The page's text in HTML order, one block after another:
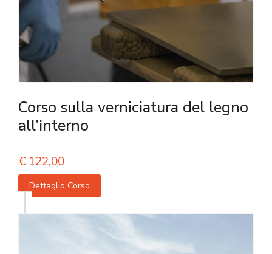
Corso sulla verniciatura del legno
all’interno
€ 122,00
Dettaglio Corso